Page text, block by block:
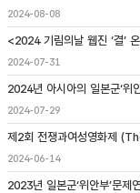
2024-08-08
<2024 기림의날 웹진 ‘결’
2024-07-31
2024년 아시아의 일본군‘위
2024-07-29
2024-06-14
2023년 일본군‘위안부’문제